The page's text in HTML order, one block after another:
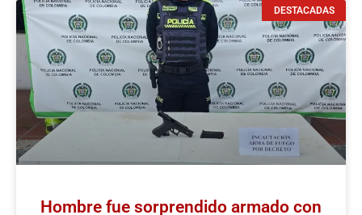
DESTACADAS
Hombre fue sorprendido armado con